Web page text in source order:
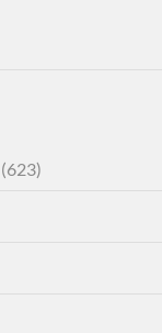
(623)